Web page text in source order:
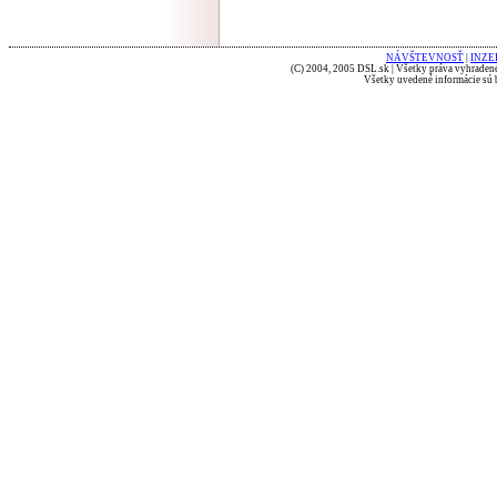
NÁVŠTEVNOSŤ
(C) 2004, 2005 DSL.sk | Všetky práva
Všetky uvedené informácie sú